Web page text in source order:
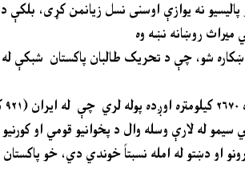
نه يوازې اوسنی نسل زيانمن کړی، بلکې د
سکول پېښور کې د ۱۳۲ ماشومانو په وژنه کې هم راښکاره شو، چې د تحریک
دا
زياته ده. د خیبر پاس او قبايلي سيمو له لارې وسله وال د پخوانيو
او دښتو له امله نسبتاً خوندي دي، خو